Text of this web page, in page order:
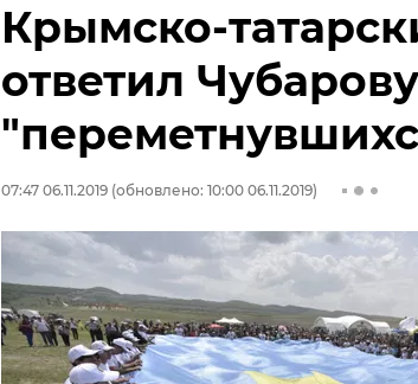
Крымско-
ответил
07:47 06.11.2019 (обновлено: 10:00 06.11.2019)